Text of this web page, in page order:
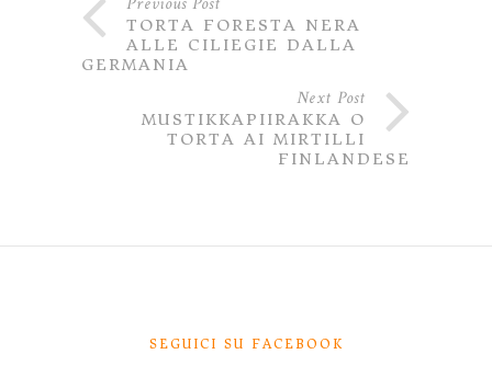
TORTA FORESTA NERA
ALLE CILIEGIE DALLA
GERMANIA
Next Post
MUSTIKKAPIIRAKKA O
TORTA AI MIRTILLI
FINLANDESE
SEGUICI SU FACEBOOK